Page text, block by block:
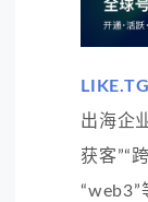
LIKE.TG
出海企
获客”“
“web3”